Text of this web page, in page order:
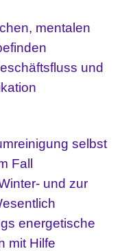
mentalen
und
selbst
Fall
und zur
energetische
mit Hilfe